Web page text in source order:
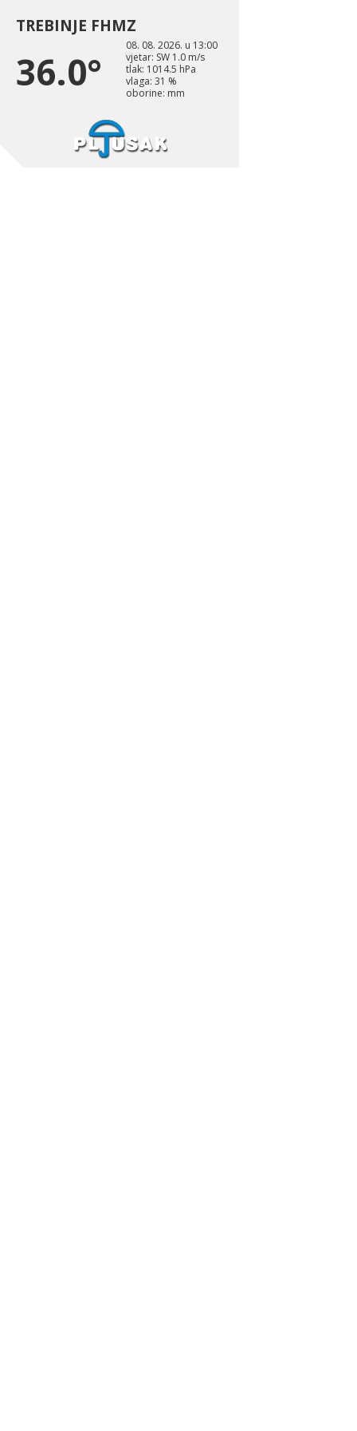
TREBINJE FHMZ
36.0°
08. 08. 2026. u 13:00
vjetar: SW 1.0 m/s
tlak: 1014.5 hPa
vlaga: 31 %
oborine: mm